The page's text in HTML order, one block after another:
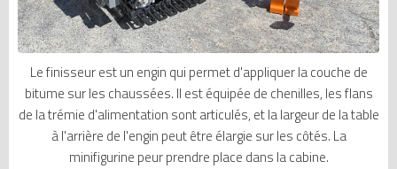
Le finisseur est un engin qui permet d'appliquer la couche de
bitume sur les chaussées. Il est équipée de chenilles, les flans
de la trémie d'alimentation sont articulés, et la largeur de la table
à l'arrière de l'engin peut être élargie sur les côtés. La
minifigurine peur prendre place dans la cabine.